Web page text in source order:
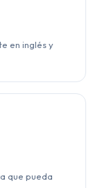
en inglés y
que pueda